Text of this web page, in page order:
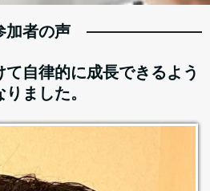
加者の声
自律的に成長できるよう
りました。